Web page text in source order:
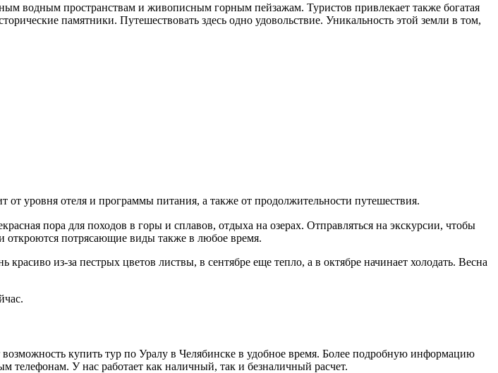
водным пространствам и живописным горным пейзажам. Туристов привлекает также богатая
памятники. Путешествовать здесь одно удовольствие. Уникальность этой земли в том,
уровня отеля и программы питания, а также от продолжительности путешествия.
пора для походов в горы и сплавов, отдыха на озерах. Отправляться на экскурсии, чтобы
откроются потрясающие виды также в любое время.
из-за пестрых цветов листвы, в сентябре еще тепло, а в октябре начинает холодать. Весна
купить тур по Уралу в Челябинске в удобное время. Более подробную информацию
У нас работает как наличный, так и безналичный расчет.